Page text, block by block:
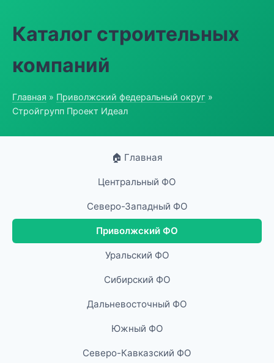
Каталог строительных
компаний
Главная » Приволжский федеральный округ »
Стройгрупп Проект Идеал
🏠 Главная
Центральный ФО
Северо-Западный ФО
Приволжский ФО
Уральский ФО
Сибирский ФО
Дальневосточный ФО
Южный ФО
Северо-Кавказский ФО